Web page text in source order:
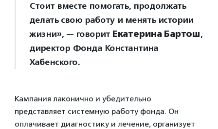
Стоит вместе помогать, продолжать
делать свою работу и менять истории
жизни», — говорит Екатерина Бартош,
директор Фонда Константина
Хабенского.
Кампания лаконично и убедительно
представляет системную работу фонда. Он
оплачивает диагностику и лечение, организует